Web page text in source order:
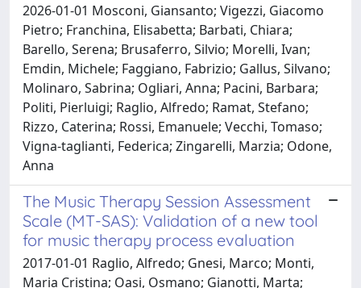
2026-01-01 Mosconi, Giansanto; Vigezzi, Giacomo
Pietro; Franchina, Elisabetta; Barbati, Chiara;
Barello, Serena; Brusaferro, Silvio; Morelli, Ivan;
Emdin, Michele; Faggiano, Fabrizio; Gallus, Silvano;
Molinaro, Sabrina; Ogliari, Anna; Pacini, Barbara;
Politi, Pierluigi; Raglio, Alfredo; Ramat, Stefano;
Rizzo, Caterina; Rossi, Emanuele; Vecchi, Tomaso;
Vigna‐taglianti, Federica; Zingarelli, Marzia; Odone,
Anna
The Music Therapy Session Assessment
Scale (MT-SAS): Validation of a new tool
for music therapy process evaluation
2017-01-01 Raglio, Alfredo; Gnesi, Marco; Monti,
Maria Cristina; Oasi, Osmano; Gianotti, Marta;